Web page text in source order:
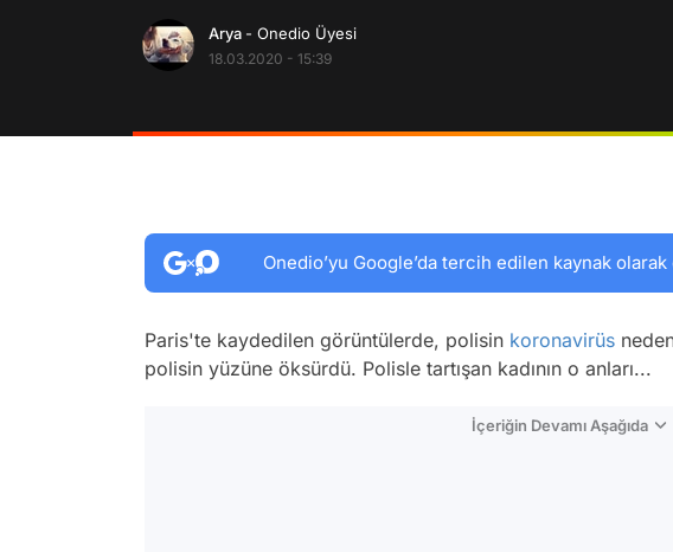
Arya - Onedio Üyesi
18.03.2020 - 15:39
Onedio’yu Google’da tercih edilen kaynak
Paris'te kaydedilen görüntülerde, polisin koronavirüs
polisin yüzüne öksürdü. Polisle tartışan kadının o anları...
İçeriğin Devamı Aşağıda